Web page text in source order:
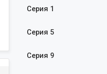
Серия 1
Серия 5
Серия 9